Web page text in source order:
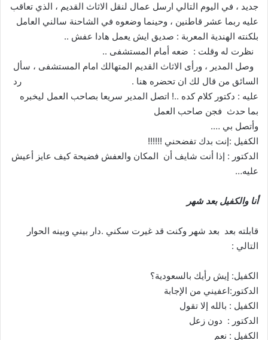
جديد ، في اليوم التالي ارسل عمال لنقل الاثاث القديم ، الذي تعاقب
عليه ربما عشر قاطنين ، وحينما وضعوه في الشاحنة سالني العامل
بلكنته الهندية المعربة : صديق ايش يعمل هادا عفش ..
نظرت له وقلت : ضعه أمام المستشفى ..
وصل المدير ، ورأى الاثاث القديم المتهالك امام المستشفى ، سأل
السائق من قال لك ان تحضره هنا . رد
عليه : دكتور كلام كده ..! اتصل المدير سريعا بصاحب العمل ليخبره
بما حدث فجن صاحب العمل
وأتصل بي ….
الكفيل :إنت بدك تفضحني !!!!!!
الدكتور : إذا أنت شايف أن المكان والعفش فضيحة كيف عايز أعيش
عليه…
أنا والكفيل بعد شهر
قابلته بعد بعد شهر وكنت قد غيرت سكني .دار بيني وبينه الحوار
التالي :
الكفيل: إيش رأيك بالسعودية؟
الدكتور:اعفيني من الإجابة
الكفيل : بالله إلا تقول
الدكتور : دون زعل
الكفيل : نعم